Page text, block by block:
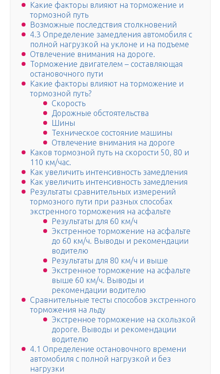
Какие факторы влияют на торможение и
тормозной путь
Возможные последствия столкновений
4.3 Определение замедления автомобиля с
полной нагрузкой на уклоне и на подъеме
Отвлечение внимания на дороге.
Торможение двигателем – составляющая
остановочного пути
Какие факторы влияют на торможение и
тормозной путь?
Скорость
Дорожные обстоятельства
Шины
Техническое состояние машины
Отвлечение внимания на дороге
Каков тормозной путь на скорости 50, 80 и
110 км/час.
Как увеличить интенсивность замедления
Как увеличить интенсивность замедления
Результаты сравнительных измерений
тормозного пути при разных способах
экстренного торможения на асфальте
Результаты для 60 км/ч
Экстренное торможение на асфальте
до 60 км/ч. Выводы и рекомендации
водителю
Результаты для 80 км/ч и выше
Экстренное торможение на асфальте
выше 60 км/ч. Выводы и
рекомендации водителю
Сравнительные тесты способов экстренного
торможения на льду
Экстренное торможение на скользкой
дороге. Выводы и рекомендации
водителю
4.1 Определение остановочного времени
автомобиля с полной нагрузкой и без
нагрузки